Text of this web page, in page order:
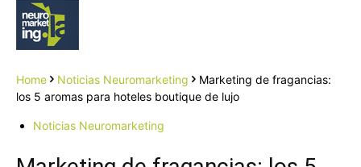
Home Noticias Neuromarketing
Marketing de fragancias:
los 5 aromas para hoteles boutique de lujo
Noticias Neuromarketing